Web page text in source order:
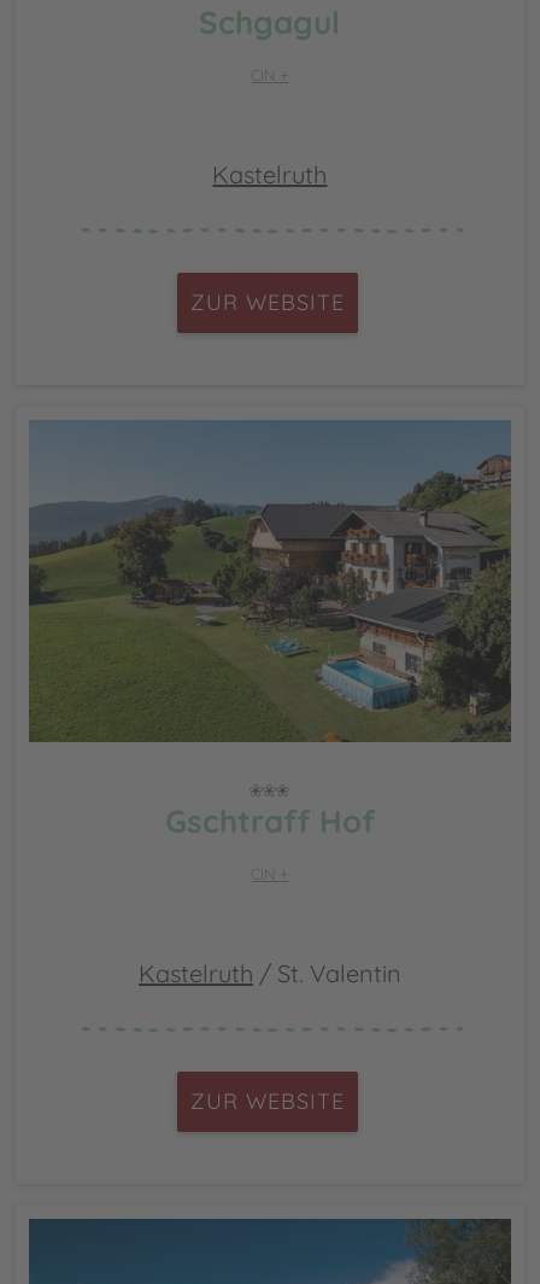
Schgagul
CIN +
Kastelruth
ZUR WEBSITE
Gschtraff Hof
CIN +
Kastelruth / St. Valentin
ZUR WEBSITE